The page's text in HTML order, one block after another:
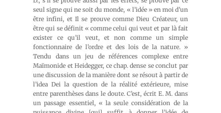
seul signe qui ne soit du monde, « l’idée » en moi d’un
être infini, et Il se prouve comme Dieu Créateur, un
être qui se définit « comme celui qui veut et par là fait
exister ce qu’il veut, et non comme un simple
fonctionnaire de l’ordre et des lois de la nature. »
Tendu dans un jeu de références complexe entre
Maïmonide et Heidegger, ce chap. dense se conclut par
une discussion de la manière dont se résout à partir de
l’idea Dei la question de la réalité extérieure, mise
entre parenthèses dans le doute. C’est, écrit E. M. dans
un passage essentiel, « la seule considération de la